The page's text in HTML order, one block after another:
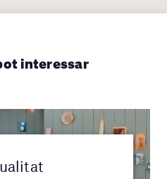
interessar